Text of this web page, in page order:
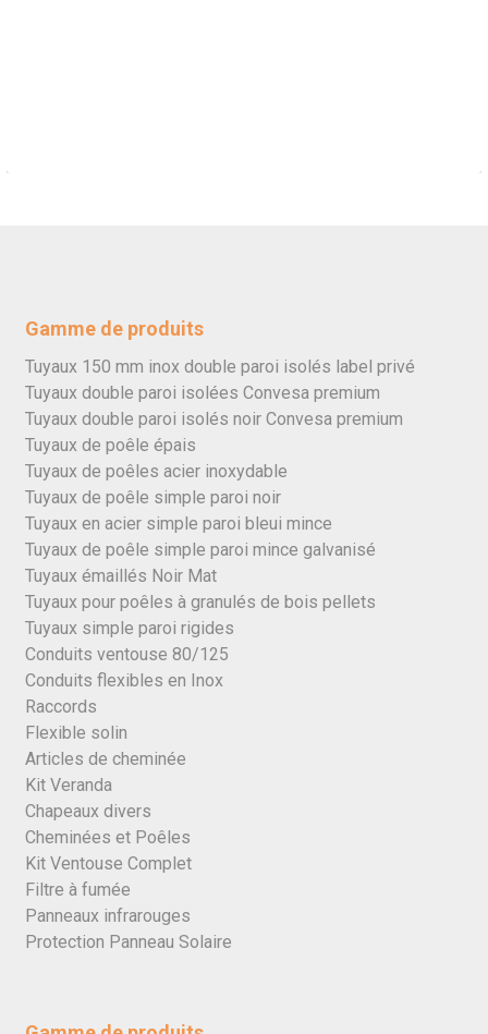
Gamme de produits
Tuyaux 150 mm inox double paroi isolés label privé
Tuyaux double paroi isolées Convesa premium
Tuyaux double paroi isolés noir Convesa premium
Tuyaux de poêle épais
Tuyaux de poêles acier inoxydable
Tuyaux de poêle simple paroi noir
Tuyaux en acier simple paroi bleui mince
Tuyaux de poêle simple paroi mince galvanisé
Tuyaux émaillés Noir Mat
Tuyaux pour poêles à granulés de bois pellets
Tuyaux simple paroi rigides
Conduits ventouse 80/125
Conduits flexibles en Inox
Raccords
Flexible solin
Articles de cheminée
Kit Veranda
Chapeaux divers
Cheminées et Poêles
Kit Ventouse Complet
Filtre à fumée
Panneaux infrarouges
Protection Panneau Solaire